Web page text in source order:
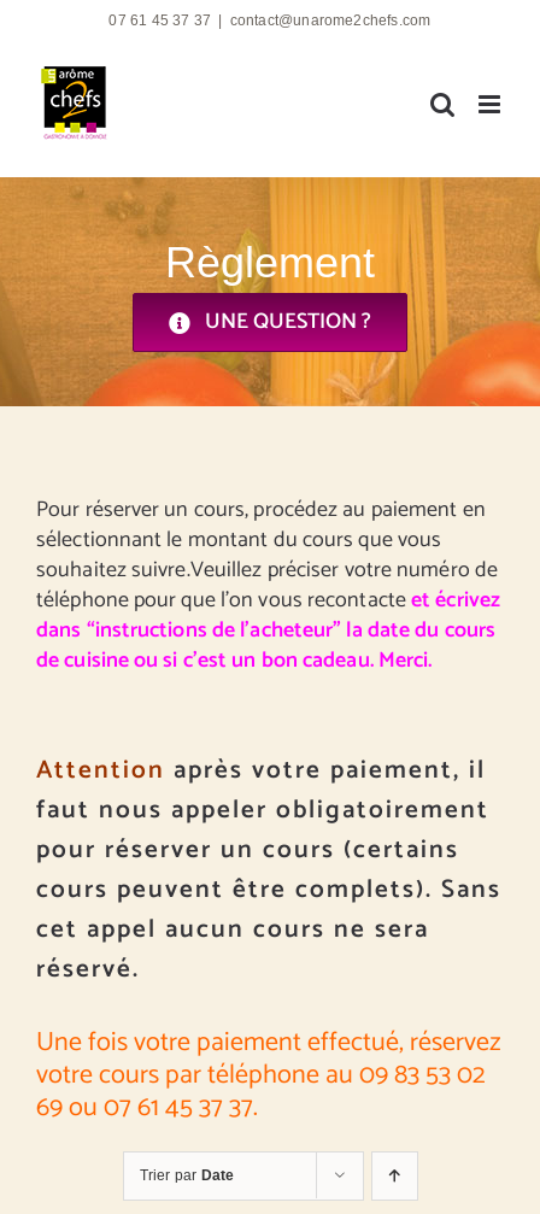
contenu
07 61 45 37 37 contact@unarome2chefs.com
Règlement
UNE QUESTION ?
Pour réserver un cours, procédez au paiement en
sélectionnant le montant du cours que vous
souhaitez suivre.Veuillez préciser votre numéro de
téléphone pour que l’on vous recontacteet écrivez
dans “instructions de l’acheteur” la date du cours
de cuisine ou si c’est un bon cadeau. Merci.
Attention après votre paiement, il
faut nous appeler obligatoirement
pour réserver un cours (certains
cours peuvent être complets). Sans
cet appel aucun cours ne sera
réservé.
Une fois votre paiement effectué, réservez
votre cours par téléphone au 09 83 53 02
69 ou 07 61 45 37 37.
Trier par Date